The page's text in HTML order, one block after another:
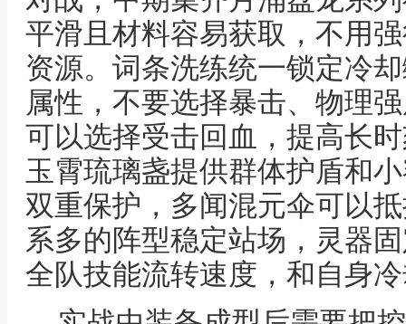
平滑且材料容易获取，不用
资源。词条洗练统一锁定冷
属性，不要选择暴击、物理
可以选择受击回血，提高长
玉霄琉璃盏提供群体护盾和
双重保护，多闻混元伞可以
系多的阵型稳定站场，灵器
全队技能流转速度，和自身